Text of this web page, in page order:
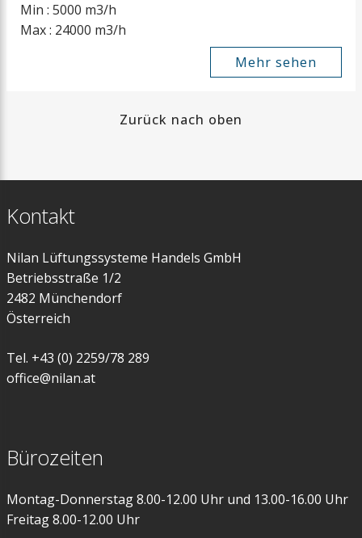
Min : 5000 m3/h
Max : 24000 m3/h
Mehr sehen
Zurück nach oben
Kontakt
Nilan Lüftungssysteme Handels GmbH
Betriebsstraße 1/2
2482 Münchendorf
Österreich
Tel. +43 (0) 2259/78 289
office@nilan.at
Bürozeiten
Montag-Donnerstag 8.00-12.00 Uhr und 13.00-16.00 Uhr
Freitag 8.00-12.00 Uhr